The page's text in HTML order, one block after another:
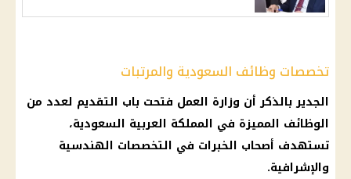
تخصصات وظائف السعودية والمرتبات
الجدير بالذكر أن وزارة العمل فتحت باب التقديم لعدد من
الوظائف المميزة في المملكة العربية السعودية،
تستهدف أصحاب الخبرات في التخصصات الهندسية
والإشرافية.